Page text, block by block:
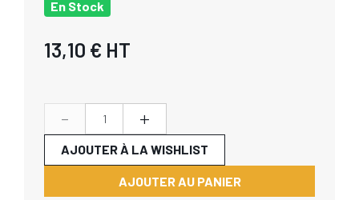
En Stock
13,10 € HT
- +
AJOUTER AU PANIER
AJOUTER À LA WISHLIST